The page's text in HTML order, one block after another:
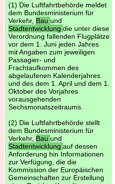
(1) Die Luftfahrtbehörde meldet
dem Bundesministerium für
Verkehr, Bau und
Stadtentwicklung die unter diese
Verordnung fallenden Flugplätze
vor dem 1. Juni jeden Jahres
mit Angaben zum jeweiligen
Passagier- und
Frachtaufkommen des
abgelaufenen Kalenderjahres
und des dem 1. April und dem 1.
Oktober des Vorjahres
vorausgehenden
Sechsmonatszeitraums.
(2) Die Luftfahrtbehörde stellt
dem Bundesministerium für
Verkehr, Bau und
Stadtentwicklung auf dessen
Anforderung hin Informationen
zur Verfügung, die die
Kommission der Europäischen
Gemeinschaften zur Erstellung